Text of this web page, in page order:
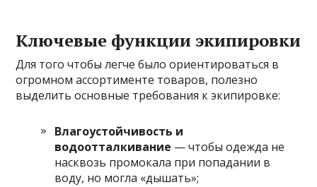
Ключевые функции экипировки
Для того чтобы легче было ориентироваться в
огромном ассортименте товаров, полезно
выделить основные требования к экипировке:
Влагоустойчивость и
водоотталкивание — чтобы одежда не
насквозь промокала при попадании в
воду, но могла «дышать»;